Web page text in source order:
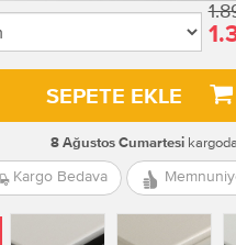
SEPETE EKLE
8 Ağustos Cumartesikargoda
Kargo Bedava